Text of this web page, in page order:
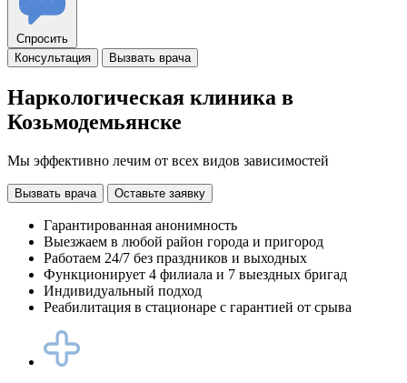
Спросить
Консультация
Вызвать врача
Наркологическая клиника в
Козьмодемьянске
Мы эффективно лечим от всех видов зависимостей
Вызвать врача Оставьте заявку
Гарантированная анонимность
Выезжаем в любой район города и пригород
Работаем 24/7 без праздников и выходных
Функционирует 4 филиала и 7 выездных бригад
Индивидуальный подход
Реабилитация в стационаре с гарантией от срыва